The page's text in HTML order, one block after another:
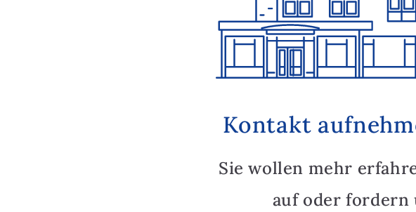
Kontakt
Sie wollen mehr
auf oder fordern